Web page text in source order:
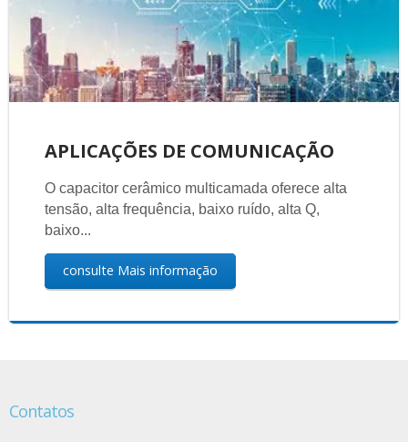
APLICAÇÕES DE COMUNICAÇÃO
O capacitor cerâmico multicamada oferece alta
tensão, alta frequência, baixo ruído, alta Q,
baixo...
consulte Mais informação
Contatos